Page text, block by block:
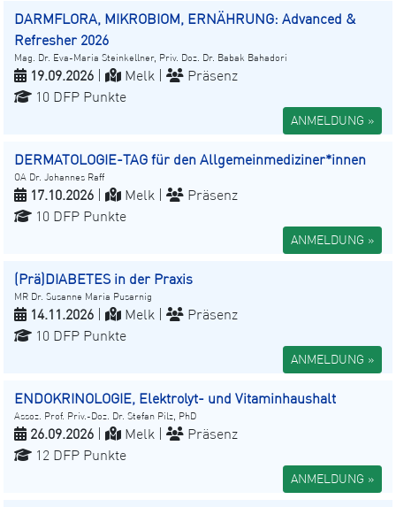
DARMFLORA, MIKROBIOM, ERNÄHRUNG: Advanced &
Refresher 2026
Mag. Dr. Eva-Maria Steinkellner, Priv. Doz. Dr. Babak Bahadori
19.09.2026 Melk |
Präsenz
10 DFP Punkte
ANMELDUNG »
DERMATOLOGIE-TAG für den Allgemeinmediziner*innen
OA Dr. Johannes Raff
17.10.2026 Melk |
Präsenz
10 DFP Punkte
ANMELDUNG »
(Prä)DIABETES in der Praxis
MR Dr. Susanne Maria Pusarnig
14.11.2026 Melk |
Präsenz
10 DFP Punkte
ANMELDUNG »
ENDOKRINOLOGIE, Elektrolyt- und Vitaminhaushalt
Assoz. Prof. Priv.-Doz. Dr. Stefan Pilz, PhD
26.09.2026 Melk |
Präsenz
12 DFP Punkte
ANMELDUNG »